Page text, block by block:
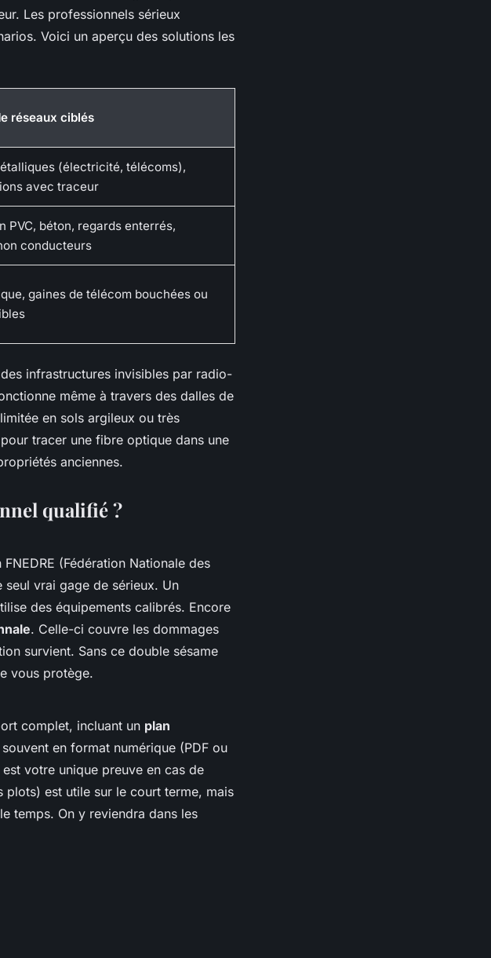
Les professionnels sérieux
Voici un aperçu des solutions les
réseaux ciblés
(électricité, télécoms),
avec traceur
PVC, béton, regards enterrés,
conducteurs
gaines de télécom bouchées ou
infrastructures invisibles par radio-
même à travers des dalles de
en sols argileux ou très
tracer une fibre optique dans une
anciennes.
qualifié ?
(Fédération Nationale des
seul vrai gage de sérieux. Un
des équipements calibrés. Encore
. Celle-ci couvre les dommages
survient. Sans ce double sésame
vous protège.
complet, incluant un plan
en format numérique (PDF ou
votre unique preuve en cas de
est utile sur le court terme, mais
temps. On y reviendra dans les